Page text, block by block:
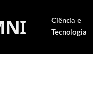
Ciência e
Tecnologia